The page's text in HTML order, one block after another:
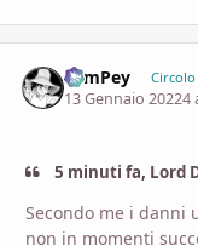
SamPey
13 Gennaio 20224
5 minuti fa, Lord
Secondo me i danni
non in momenti